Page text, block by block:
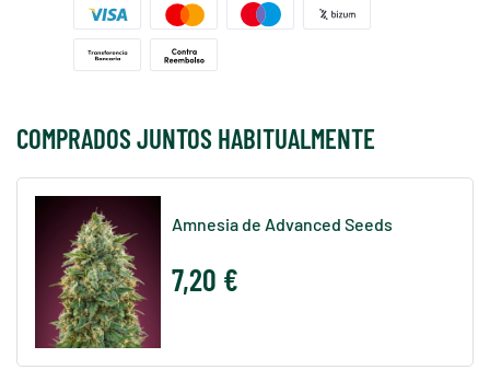
COMPRADOS JUNTOS HABITUALMENTE
Amnesia de Advanced Seeds
7,20 €